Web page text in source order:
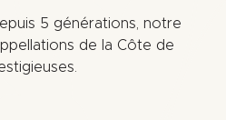
5 générations, notre
de la Côte de